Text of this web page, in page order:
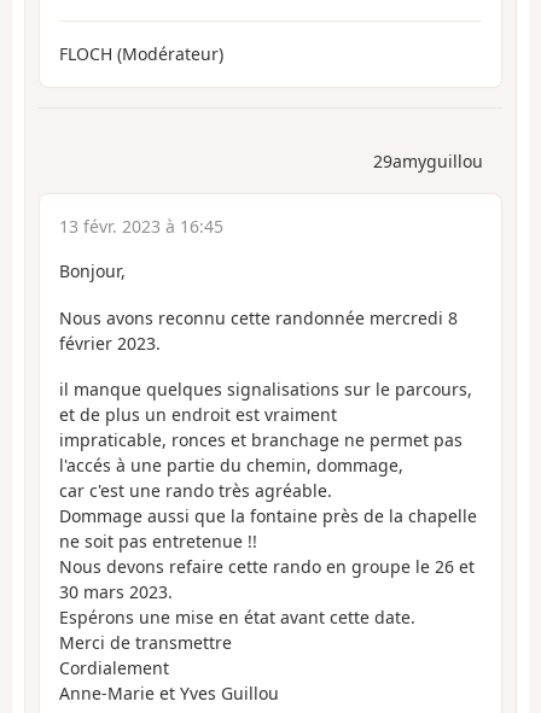
FLOCH (Modérateur)
29amyguillou
13 févr. 2023 à 16:45
Bonjour,
Nous avons reconnu cette randonnée mercredi 8
février 2023.
il manque quelques signalisations sur le parcours,
et de plus un endroit est vraiment
impraticable, ronces et branchage ne permet pas
l'accés à une partie du chemin, dommage,
car c'est une rando très agréable.
Dommage aussi que la fontaine près de la chapelle
ne soit pas entretenue !!
Nous devons refaire cette rando en groupe le 26 et
30 mars 2023.
Espérons une mise en état avant cette date.
Merci de transmettre
Cordialement
Anne-Marie et Yves Guillou